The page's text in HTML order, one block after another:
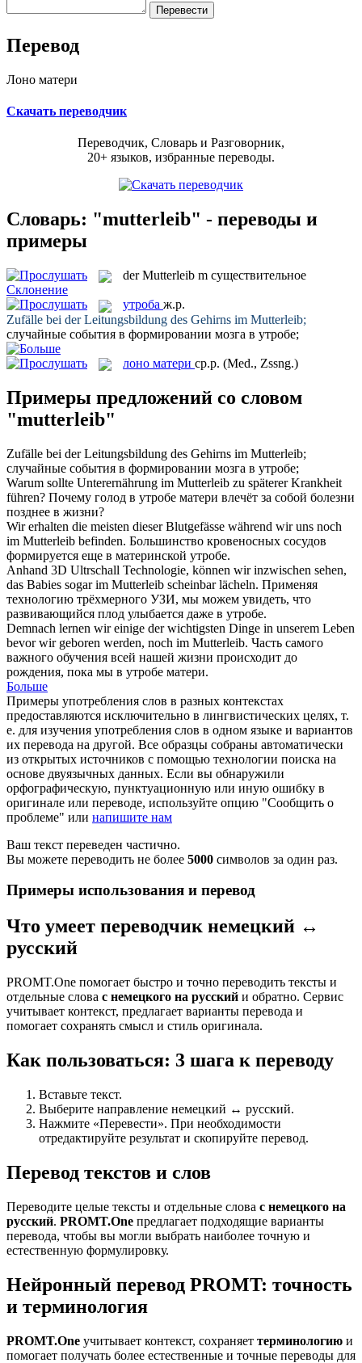
Перевод
Лоно матери
Скачать переводчик
Переводчик, Словарь и Разговорник,
20+ языков, избранные переводы.
Словарь: "mutterleib" - переводы и
примеры
derMutterleib m существительное
Склонение
утроба ж.р.
Zufälle bei der Leitungsbildung des Gehirns im Mutterleib;
случайные события в формировании мозга в утробе;
лоно матери ср.р. (Med., Zssng.)
Примеры предложений со словом
"mutterleib"
Zufälle bei der Leitungsbildung des Gehirns im Mutterleib;
случайные события в формировании мозга в утробе;
Warum sollte Unterernährung im Mutterleib zu späterer Krankheit
führen? Почему голод в утробе матери влечёт за собой болезни
позднее в жизни?
Wir erhalten die meisten dieser Blutgefässe während wir uns noch
im Mutterleib befinden. Большинство кровеносных сосудов
формируется еще в материнской утробе.
Anhand 3D Ultrschall Technologie, können wir inzwischen sehen,
das Babies sogar im Mutterleib scheinbar lächeln. Применяя
технологию трёхмерного УЗИ, мы можем увидеть, что
развивающийся плод улыбается даже в утробе.
Demnach lernen wir einige der wichtigsten Dinge in unserem Leben
bevor wir geboren werden, noch im Mutterleib. Часть самого
важного обучения всей нашей жизни происходит до
рождения, пока мы в утробе матери.
Больше
Примеры употребления слов в разных контекстах
предоставляются исключительно в лингвистических целях, т.
е. для изучения употребления слов в одном языке и вариантов
их перевода на другой. Все образцы собраны автоматически
из открытых источников с помощью технологии поиска на
основе двуязычных данных. Если вы обнаружили
орфографическую, пунктуационную или иную ошибку в
оригинале или переводе, используйте опцию "Сообщить о
проблеме" или напишите нам
Ваш текст переведен частично.
Вы можете переводить не более 5000 символов за один раз.
Примеры использования и перевод
Что умеет переводчик немецкий ↔
русский
PROMT.One помогает быстро и точно переводить тексты и
отдельные слова с немецкого на русский и обратно. Сервис
учитывает контекст, предлагает варианты перевода и
помогает сохранять смысл и стиль оригинала.
Как пользоваться: 3 шага к переводу
Вставьте текст.
Выберите направление немецкий ↔ русский.
Нажмите «Перевести». При необходимости
отредактируйте результат и скопируйте перевод.
Перевод текстов и слов
Переводите целые тексты и отдельные слова с немецкого на
русский. PROMT.One предлагает подходящие варианты
перевода, чтобы вы могли выбрать наиболее точную и
естественную формулировку.
Нейронный перевод PROMT: точность
и терминология
PROMT.One учитывает контекст, сохраняет терминологию и
помогает получать более естественные и точные переводы для